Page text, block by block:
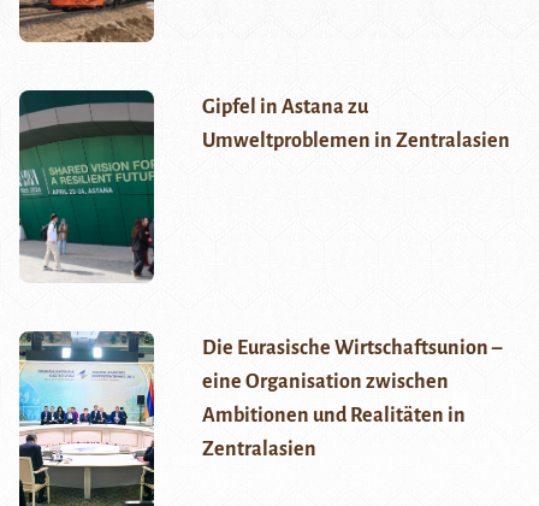
Gipfel in Astana zu
Umweltproblemen in Zentralasien
Die Eurasische Wirtschaftsunion –
eine Organisation zwischen
Ambitionen und Realitäten in
Zentralasien